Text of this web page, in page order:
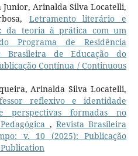
Junior, Arinalda Silva Locatelli,
Letramento literário e
da teoria à prática com um
Programa de Residência
Brasileira de Educação do
Contínua / Continuous
Arinalda Silva Locatelli,
reflexivo e identidade
perspectivas formadas no
, Revista Brasileira
v. 10 (2025): Publicação